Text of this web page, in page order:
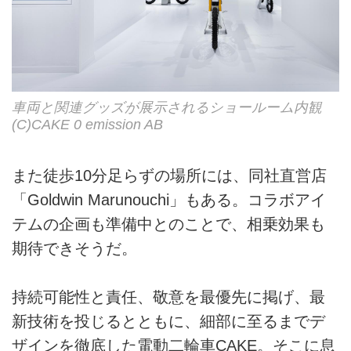
車両と関連グッズが展示されるショールーム内観
(C)CAKE 0 emission AB
また徒歩10分足らずの場所には、同社直営店
「Goldwin Marunouchi」もある。コラボアイ
テムの企画も準備中とのことで、相乗効果も
期待できそうだ。
持続可能性と責任、敬意を最優先に掲げ、最
新技術を投じるとともに、細部に至るまでデ
ザインを徹底した電動二輪車CAKE。そこに息